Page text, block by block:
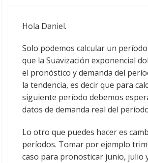
Hola Daniel.
Solo podemos calcular un
que la Suavización exponencial
el pronóstico y demanda del
la tendencia, es decir que para
siguiente período debemos
datos de demanda real del
Lo otro que puedes hacer es
períodos. Tomar por ejemplo
caso para pronosticar junio, julio